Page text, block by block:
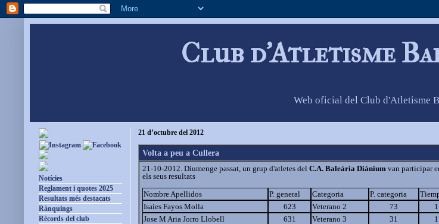
Club d'Atletisme
Web oficial del Club d'Atletisme
21 d’octubre del 2012
Volta a peu a Cullera
21-10-2012. Diumenge passat, un grup d'atletes del C.A. Baleària Diànium van participar
els seus resultats
Nombre Apellidos
P. general Categoria P. categoria
Isaies Fayos Molla
623 Veterano 2 73
Jose M Aria Jorro Llobell
631 Veterano 3 31
Notícies
Reglament i quotes 2025
Resultats més destacats
Rànquings
Rècords del club